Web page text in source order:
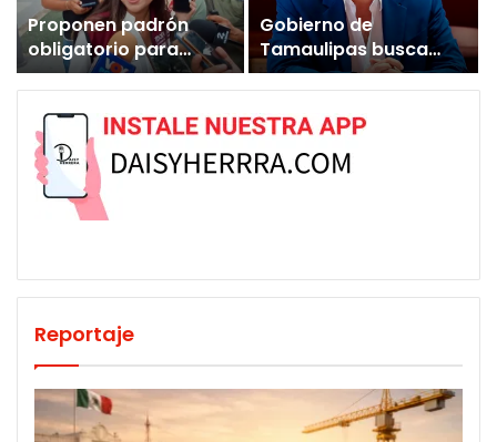
Proponen padrón
obligatorio para
academias infantiles
en Tamaulipas
Gobierno de
Tamaulipas busca
recaudar 300 mdp
con descuentos
fiscales
Reportaje